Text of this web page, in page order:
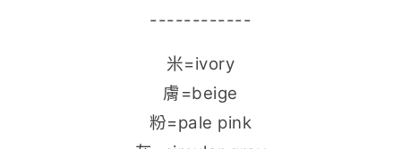
------------
米=ivory
膚=beige
粉=pale pink